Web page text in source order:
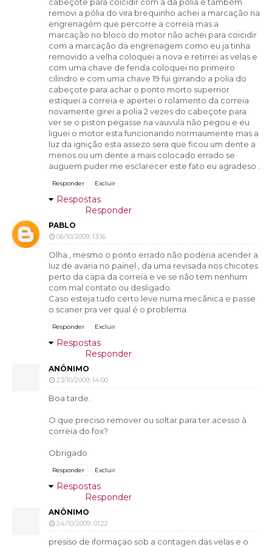
removi a pólia do vira brequinho achei a marcação na
engrenagém que percorre a correia mas a
marcação no bloco do motor não achei para coicidir
com a marcação da engrenagem como eu ja tinha
removido a velha coloquei a nova e retirrei as velas e
com uma chave de fenda coloquei no primeiro
cilindro e com uma chave 19 fui girrando a polia do
cabeçote para achar o ponto morto superrior
estiquei a correia e apertei o rolamento da correia
novamente girei a polia 2 vezes do cabeçote para
ver se o piston pegasse na vauvula não pegou e eu
liguei o motor esta funcionando normaumente mas a
luz da ignição esta assezo sera que ficou um dente a
menos ou um dente a mais colocado errado se
auguem puder me esclarecer este fato eu agradeso .
Responder Excluir
Respostas
Responder
PABLO
06/10/2009, 13:16
Olha , mesmo o ponto errado não poderia acender a
luz de avaria no painel , da uma revisada nos chicotes
perto da capa da correia e ve se não tem nenhum
com mal contato ou desligado.
Caso esteja tudo certo leve numa mecânica e passe
o scaner pra ver qual é o problema.
Responder Excluir
Respostas
Responder
ANÔNIMO
23/10/2009, 14:00
Boa tarde.
O que preciso remover ou soltar para ter acesso à
correia do fox?
Obrigado
Responder Excluir
Respostas
Responder
ANÔNIMO
24/10/2009, 01:22
presiso de iformaçao sob a contagen das velas e o